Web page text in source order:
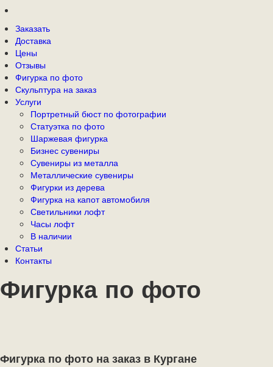
Заказать
Доставка
Цены
Отзывы
Фигурка по фото
Скульптура на заказ
Услуги
Портретный бюст по фотографии
Статуэтка по фото
Шаржевая фигурка
Бизнес сувениры
Сувениры из металла
Металлические сувениры
Фигурки из дерева
Фигурка на капот автомобиля
Светильники лофт
Часы лофт
В наличии
Статьи
Контакты
Фигурка по фото
Фигурка по фото на заказ в Кургане